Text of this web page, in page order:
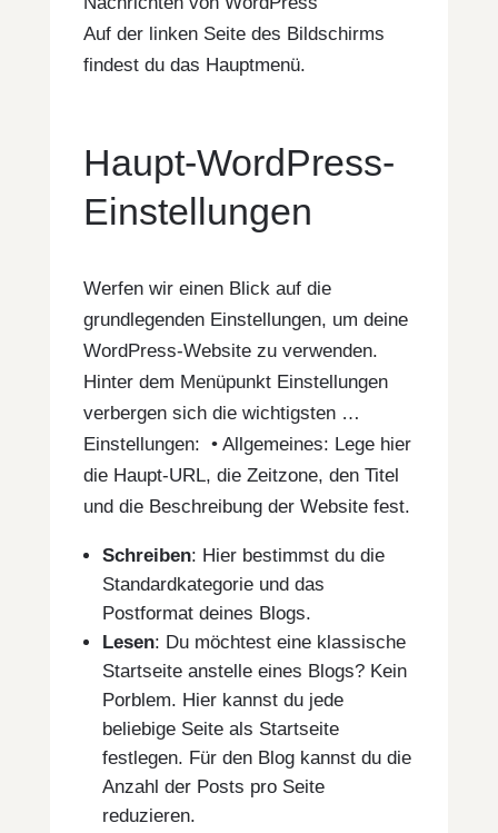
Auf der linken Seite des Bildschirms
findest du das Hauptmenü.
Haupt-WordPress-
Einstellungen
Werfen wir einen Blick auf die
grundlegenden Einstellungen, um deine
WordPress-Website zu verwenden.
Hinter dem Menüpunkt Einstellungen
verbergen sich die wichtigsten …
Einstellungen: • Allgemeines: Lege hier
die Haupt-URL, die Zeitzone, den Titel
und die Beschreibung der Website fest.
Schreiben: Hier bestimmst du die
Standardkategorie und das
Postformat deines Blogs.
Lesen: Du möchtest eine klassische
Startseite anstelle eines Blogs? Kein
Porblem. Hier kannst du jede
beliebige Seite als Startseite
festlegen. Für den Blog kannst du die
Anzahl der Posts pro Seite
reduzieren.